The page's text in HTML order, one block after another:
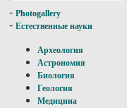
- Photogallery
- Естественные науки
Археология
Астрономия
Биология
Геология
Медицина